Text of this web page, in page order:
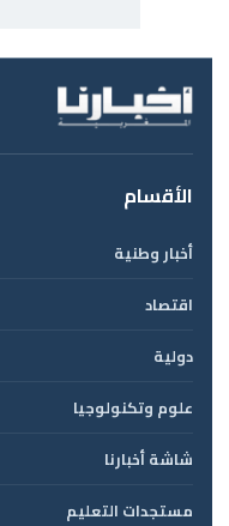
الأقسام
أخبار وطنية
اقتصاد
دولية
علوم وتكنولوجيا
شاشة أخبارنا
مستجدات التعليم